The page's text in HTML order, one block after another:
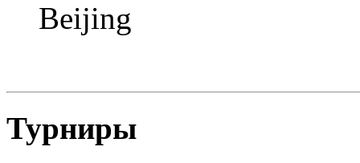
Beijing
Турниры